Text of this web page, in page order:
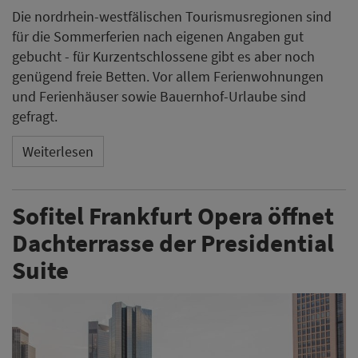
Die nordrhein-westfälischen Tourismusregionen sind
für die Sommerferien nach eigenen Angaben gut
gebucht - für Kurzentschlossene gibt es aber noch
genügend freie Betten. Vor allem Ferienwohnungen
und Ferienhäuser sowie Bauernhof-Urlaube sind
gefragt.
Weiterlesen
Sofitel Frankfurt Opera öffnet
Dachterrasse der Presidential
Suite